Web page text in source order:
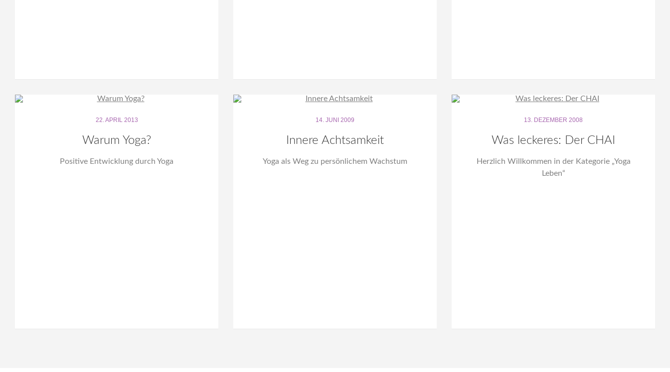
22. APRIL 2013
Warum Yoga?
Positive Entwicklung durch Yoga
14. JUNI 2009
Innere Achtsamkeit
Yoga als Weg zu persönlichem Wachstum
13. DEZEMBER 2008
Was leckeres: Der CHAI
Herzlich Willkommen in der Kategorie „Yoga
Leben“